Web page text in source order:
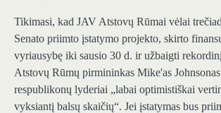
Tikimasi, kad JAV Atstovų Rūmai vėlai
Senato priimto įstatymo projekto, skirto
vyriausybę iki sausio 30 d. ir užbaigti
Atstovų Rūmų pirmininkas Mike'as
respublikonų lyderiai „labai optimistiškai
vyksiantį balsų skaičių“. Jei įstatymas bus